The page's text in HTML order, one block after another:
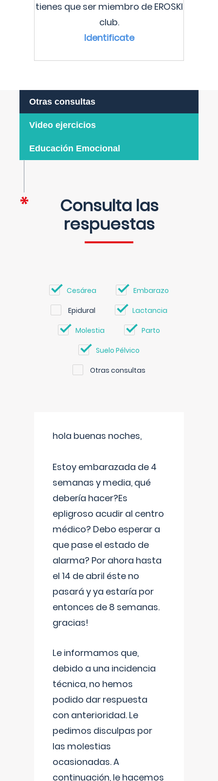
tienes que ser miembro de EROSKI
club.
Identificate
Otras consultas
Video ejercicios
Educación Emocional
Consulta las
respuestas
Cesárea Embarazo
Epidural Lactancia
Molestia Parto
Suelo Pélvico
Otras consultas
hola buenas noches,
Estoy embarazada de 4
semanas y media, qué
debería hacer?Es
epligroso acudir al centro
médico? Debo esperar a
que pase el estado de
alarma? Por ahora hasta
el 14 de abril éste no
pasará y ya estaría por
entonces de 8 semanas.
gracias!
Le informamos que,
debido a una incidencia
técnica, no hemos
podido dar respuesta
con anterioridad. Le
pedimos disculpas por
las molestias
ocasionadas. A
continuación, le hacemos